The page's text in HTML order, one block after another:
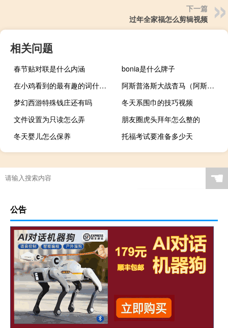
下一篇
过年全家福怎么剪辑视频
相关问题
春节贴对联是什么内涵
bonia是什么牌子
在小鸡看到的最有趣的词什么梗
阿斯普洛斯大战杳马（阿斯普洛斯）
梦幻西游特殊钱庄还有吗
冬天系围巾的技巧视频
文件设置为只读怎么弄
朋友圈虎头拜年怎么整的
冬天婴儿怎么保养
托福考试要准备多少天
☚
公告